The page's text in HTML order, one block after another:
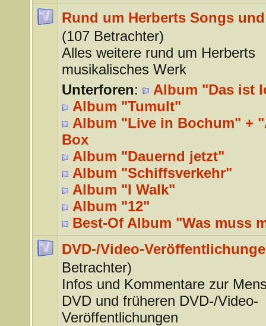
Rund um Herberts Songs
(107 Betrachter)
Alles weitere rund um Herberts
musikalisches Werk
Unterforen:
Album "Das ist
Album "Tumult"
Album "Live in Bochum" +
Box
Album "Dauernd jetzt"
Album "Schiffsverkehr"
Album "I Walk"
Album "12"
Best-Of Album "Was muss
DVD-/Video-
Betrachter)
Infos und Kommentare zur
DVD und früheren DVD-/Video-
Veröffentlichungen